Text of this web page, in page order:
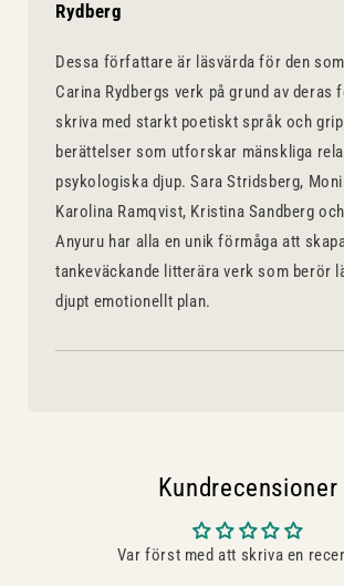
Rydberg
Dessa författare är läsvärda för den
Carina Rydbergs verk på grund av deras
skriva med starkt poetiskt språk och
berättelser som utforskar mänskliga
psykologiska djup. Sara Stridsberg,
Karolina Ramqvist, Kristina Sandberg
Anyuru har alla en unik förmåga att
tankeväckande litterära verk som berör
djupt emotionellt plan.
Kundrecensioner
Var först med att skriva en